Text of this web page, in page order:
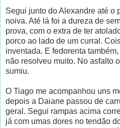
Segui junto do Alexandre até o
noiva. Até lá foi a dureza de
prova, com o extra de ter
porco ao lado de um curral.
inventada. E fedorenta
não resolveu muito. No asfalto
sumiu.
O Tiago me acompanhou uns
depois a Daiane passou de
geral. Segui rampas acima
já com umas dores no tendão